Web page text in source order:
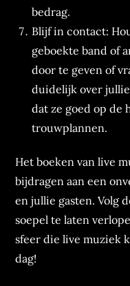
bedrag.
Blijf in contact:
geboekte band of
door te geven of
duidelijk over
dat ze goed op de
trouwplannen.
Het boeken van live
bijdragen aan een
en jullie gasten. Volg
soepel te laten
sfeer die live muziek
dag!